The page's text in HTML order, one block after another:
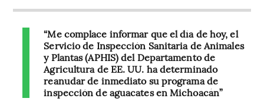
“Me complace informar que el día de hoy, el
Servicio de Inspección Sanitaria de Animales
y Plantas (APHIS) del Departamento de
Agricultura de EE. UU. ha determinado
reanudar de inmediato su programa de
inspección de aguacates en Michoacán”